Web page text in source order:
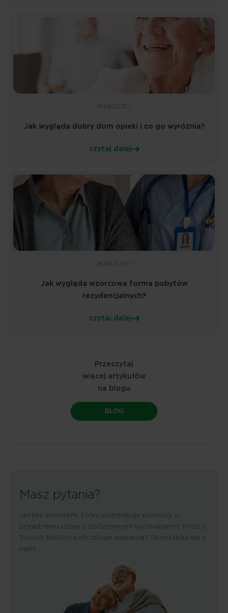
19.08.2025 r.
Jak wygląda dobry dom opieki i co go wyróżnia?
czytaj dalej
28.08.2025 r.
Jak wygląda wzorcowa forma pobytów
rezydencjalnych?
czytaj dalej
Przeczytaj
więcej artykułów
na blogu
BLOG
Masz pytania?
Jesteś seniorem, który potrzebuje pomocy w
poradzeniu sobie z codziennymi wyzwaniami? Ktoś z
Twoich bliskich potrzebuje wsparcia? Skontaktuj się z
nami.